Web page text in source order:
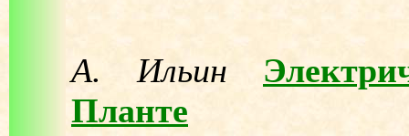
А. Ильин
Планте